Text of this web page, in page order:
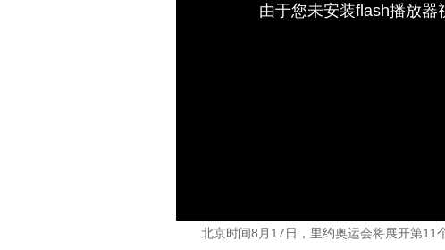
由于您未安装flash播放器
北京时间8月17日，里约奥运会将展开第11